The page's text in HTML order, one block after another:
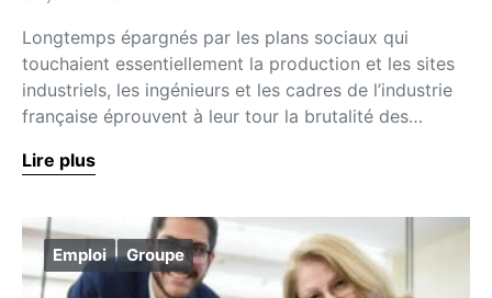
Longtemps épargnés par les plans sociaux qui
touchaient essentiellement la production et les sites
industriels, les ingénieurs et les cadres de l’industrie
française éprouvent à leur tour la brutalité des…
Lire plus
Emploi Groupe